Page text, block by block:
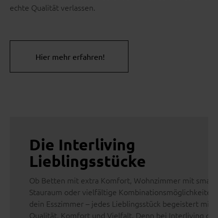
echte Qualität verlassen.
Hier mehr erfahren!
Die Interliving
Lieblingsstücke
Ob Betten mit extra Komfort, Wohnzimmer mit
Stauraum oder vielfältige
dein Esszimmer – jedes Lieblingsstück begeistert mit
Qualität, Komfort und Vielfalt. Denn bei Interliving gilt